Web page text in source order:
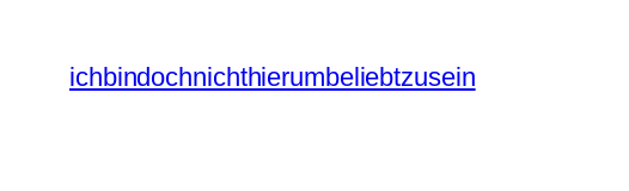
Inhalt
springen
ichbindochnichthierumbeliebtzusein